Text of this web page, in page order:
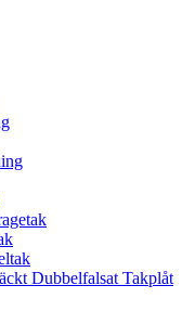
Dubbelfalsat Takplåt